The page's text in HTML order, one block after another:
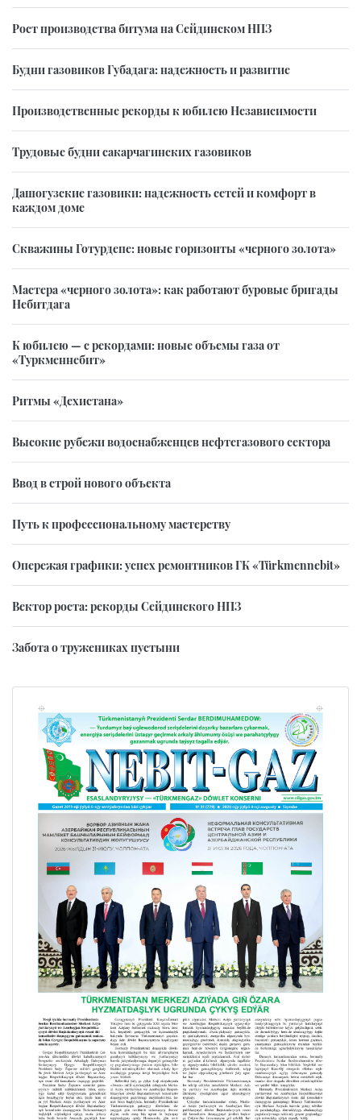
Рост производства битума на Сейдинском НПЗ
Будни газовиков Губадага: надежность и развитие
Производственные рекорды к юбилею Независимости
Трудовые будни сакарчагинских газовиков
Дашогузские газовики: надежность сетей и комфорт в
каждом доме
Скважины Готурдепе: новые горизонты «черного золота»
Мастера «черного золота»: как работают буровые бригады
Небитдага
К юбилею — с рекордами: новые объемы газа от
«Туркменнебит»
Ритмы «Дехистана»
Высокие рубежи водоснабженцев нефтегазового сектора
Ввод в строй нового объекта
Путь к профессиональному мастерству
Опережая графики: успех ремонтников ГК «Türkmennebit»
Вектор роста: рекорды Сейдинского НПЗ
Забота о тружениках пустыни